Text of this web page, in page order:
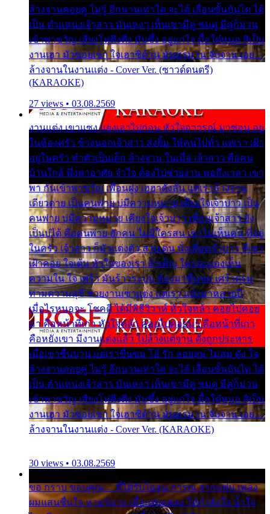
ล้างจานคอยคู่ ไม่รู้ อีกนานเท่าใด จะได้ เลื่อนขั้นบันได ได้
เป็น ตำแหน่งเจ้าสาว มันเหงา เห็นเขามีคู่ ซมดู มีคู่ก็ม่วน
เข้าพาขวัญ เสียงโห่ตึงตึง มันซึ้ง อยู่แก่ใจ มื้อใด๋หนอ สิเป็น
งานเฮา มัวซอยเขา ใจเฮาซิด้าน มันทรมาน จับจาน เอย…
ล้างจานในงานแต่ง - Cover Ver. (ซาวด์ดนตรี)
(KARAOKE)
27 views • 03.08.2569
งานแต่ง เขาแซง แย่งเอาไปก่อน หัวใจอาวรณ์ มาซ่อน อยู่
ในห้องครัว ข้างนอกเจ้าสาว ส่งยิ้ม ให้คนไปทั่ว แต่เรา เฝ้า
อยู่ในครัว ทำตัวเป็นเด็ก ล้างจาน ในเมื่อ เจ้าสาว คือคน
บ้านใกล้ พึ่งพาอาศัย จำใจ ต้องไปช่วยงาน พอถึงเวลา เขา
พา กันเข้าพาขวัญ เพื่อนฝูง เฮฮาดังลั่น แต่เราล้างจาน
เดียวดาย เป็นคนพ่าย บ่มีความหมาย เคียงใจเจ้าบ่าว เป็น
คนพ่าย บ่มีความหมาย เคียงใจเจ้าบ่าว เพื่อนเจ้าสาว ยัง
เป็นบ่ได้ คือคนพ่าย ฮักคน ไม่มีใครสน เขาไม่เห็นคน ที่อยู่
ในครัว เจ้าสาว ก็มัวแต่งตัว สวยเด่น นั่งเคียงเจ้าบ่าว ที่เขา
เฝ้าคอย ใจเต้น หัวใจของเรา ลำเค็ญ ใครจะมองเห็น
ความใน ใจ เศร้า มันร้าวระบม ต้องมาขื่นขม เศร้าตรม
ท่ามความสุขี ช่วยงานเขาแต่ง แต่เรา แล้งมาหลายปี
เมื่อไรหนอจะ โชคดี ได้มีพิธีวิวาห์ หัวใจหล้า คอยไปคอย
มา คือหน้าที่เก่า หัวใจหล้า คอยไปคอยมา คือหน้าที่เก่า
คือหยังเขา มีงานแต่งแล้ว ไปล้างแต่จาน ดั่งถูกประหาร
เมื่อเขาชื่นบาน แต่เราขื่นขม โอ้ รัก ลอยลม ไม่สม ดัง ใจ
ล้างจานคอยคู่ ไม่รู้ อีกนานเท่าใด จะได้ เลื่อนขั้นบันได ได้
เป็น ตำแหน่งเจ้าสาว มันเหงา เห็นเขามีคู่ ซมดู มีคู่ก็ม่วน
เข้าพาขวัญ เสียงโห่ตึงตึง มันซึ้ง อยู่แก่ใจ มื้อใด๋หนอ สิเป็น
งานเฮา มัวซอยเขา ใจเฮาซิด้าน มันทรมาน จับจาน เอย…
ล้างจานในงานแต่ง - Cover Ver. (KARAOKE)
30 views • 03.08.2569
ขอ กราบ ขอบคุณ.... ที่ได้รับไออุ่น การุณ จากแฟน เพลง
ผมแสนชื่นใจ หายวังเวง เมื่อแฟนเพลง ให้กำลังใจ น้ำใจ